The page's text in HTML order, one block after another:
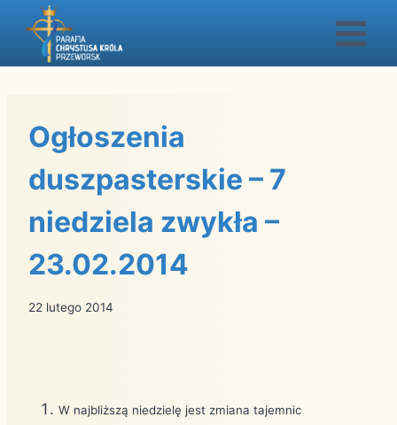
Przejdź
Ogłoszenia
duszpasterskie – 7
niedziela zwykła –
23.02.2014
22 lutego 2014
W najbliższą niedzielę jest zmiana tajemnic